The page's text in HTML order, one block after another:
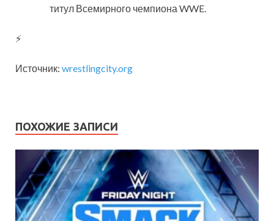
титул Всемирного чемпиона WWE.
⚡
Источник: wrestlingcity.org
ПОХОЖИЕ ЗАПИСИ